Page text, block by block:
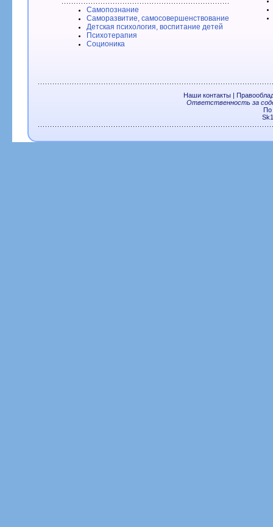
Самопознание
Саморазвитие, самосовершенствование
Детская психология, воспитание детей
Психотерапия
Соционика
Наши контакты|
Ответственность за
По